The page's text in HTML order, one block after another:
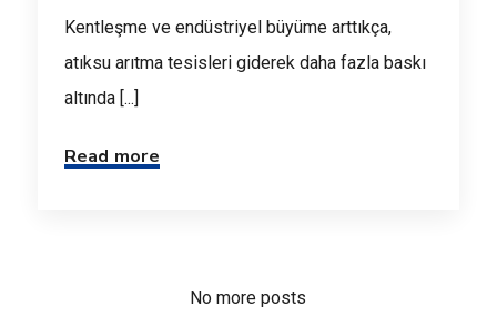
Kentleşme ve endüstriyel büyüme arttıkça,
atıksu arıtma tesisleri giderek daha fazla baskı
altında [...]
Read more
No more posts